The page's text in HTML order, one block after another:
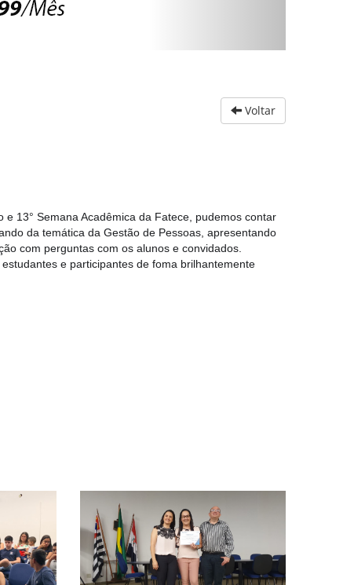
Voltar
13° Semana Acadêmica da Fatece, pudemos contar
da temática da Gestão de Pessoas, apresentando
com perguntas com os alunos e convidados.
e participantes de foma brilhantemente